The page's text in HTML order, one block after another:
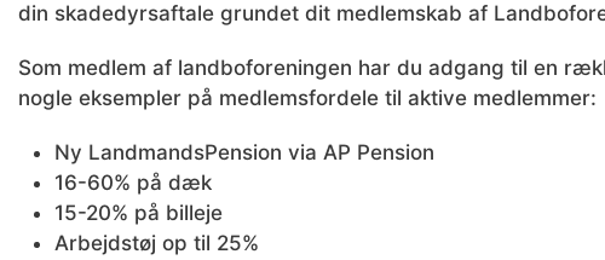
din skadedyrsaftale grundet dit medlemskab af
Som medlem af landboforeningen har du adgang til en
nogle eksempler på medlemsfordele til aktive medlemmer:
Ny LandmandsPension via AP Pension
16-60% på dæk
15-20% på billeje
Arbejdstøj op til 25%